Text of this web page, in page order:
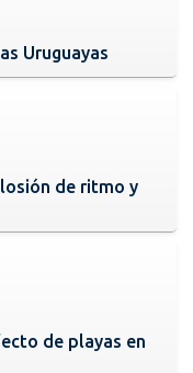
Uruguayas
de ritmo y
de playas en